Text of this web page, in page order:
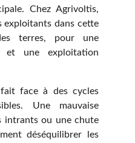
Chez Agrivoltis,
exploitants dans cette
terres, pour une
et une exploitation
fait face à des cycles
Une mauvaise
intrants ou une chute
déséquilibrer les